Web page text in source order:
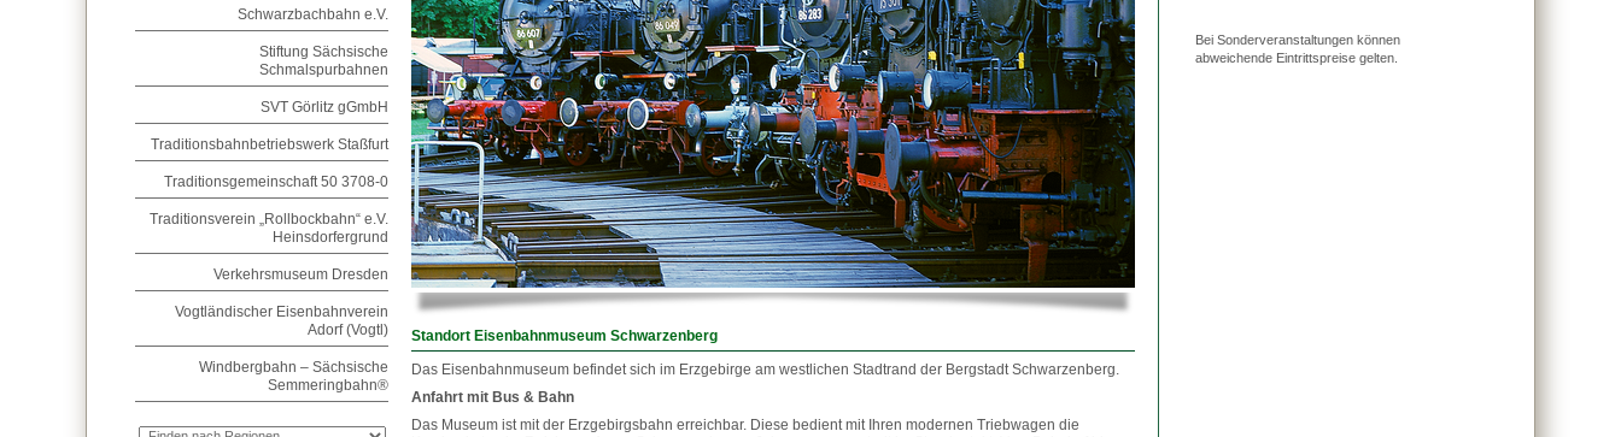
Schwarzbachbahn e.V.
Stiftung Sächsische
Schmalspurbahnen
SVT Görlitz gGmbH
Traditionsbahnbetriebswerk Staßfurt
Traditionsgemeinschaft 50 3708-0
Traditionsverein „Rollbockbahn“ e.V.
Heinsdorfergrund
Verkehrsmuseum Dresden
Vogtländischer Eisenbahnverein
Adorf (Vogtl)
Windbergbahn – Sächsische
Semmeringbahn®
Standort Eisenbahnmuseum Schwarzenberg
Das Eisenbahnmuseum befindet sich im Erzgebirge am westlichen Stadtrand der Bergstadt Schwarzenberg.
Anfahrt mit Bus & Bahn
Das Museum ist mit der Erzgebirgsbahn erreichbar. Diese bedient mit Ihren modernen Triebwagen die
Bei Sonderveranstaltungen können
abweichende Eintrittspreise gelten.